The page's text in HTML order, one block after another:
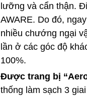
lưỡng và cẩn thận.
AWARE. Do đó,
nhiều chướng ngại
lần ở các góc độ
100%.
Được trang bị
thống làm sạch 3